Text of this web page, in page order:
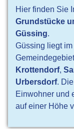
Hier finden Sie
Grundstücke
Güssing.
Güssing liegt
Krottendorf,
Urbersdorf.
Einwohner und
auf einer Höhe